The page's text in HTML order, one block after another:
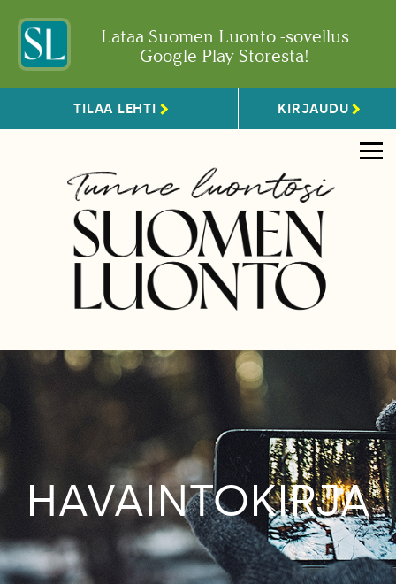
Lataa Suomen Luonto -sovellus
Google Play Storesta!
TILAA LEHTI KIRJAUDU
HAVAINTOKIRJA